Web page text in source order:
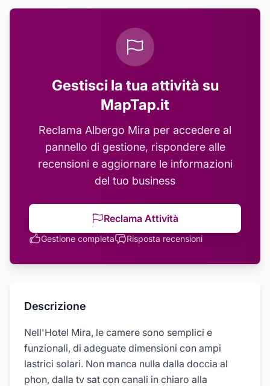
Gestisci la tua attività su
MapTap.it
Reclama Albergo Mira per accedere al
pannello di gestione, rispondere alle
recensioni e aggiornare le informazioni
del tuo business
Reclama Attività
Gestione completa Risposta recensioni
Descrizione
Nell'Hotel Mira, le camere sono semplici e
funzionali, di adeguate dimensioni con ampi
lastrici solari. Non manca nulla dalla doccia al
phon, dalla tv sat con canali in chiaro alla